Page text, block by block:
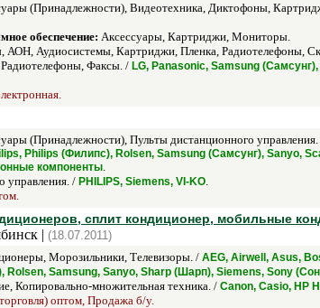
(Принадлежности), Видеотехника, Диктофоны,
обеспечение: Аксессуары, Картриджи, Мониторы.
АОН, Аудиосистемы, Картриджи, Пленка, Радиотелефоны,
Радиотелефоны, Факсы. / LG, Panasonic, Samsung
(Принадлежности), Пульты дистанционного
Philips (Филипс), Rolsen, Samsung (Самсунг), Sanyo,
компоненты.
управления. / PHILIPS, Siemens, VI-KO.
сплит кондиционер, мобильные
| (18.07.2011)
Морозильники, Телевизоры. / AEG, Airwell, Asus,
Samsung, Sanyo, Sharp (Шарп), Siemens, Sony
Копировально-множительная техника. / Canon, Casio, HP
оптом, Продажа б/у.